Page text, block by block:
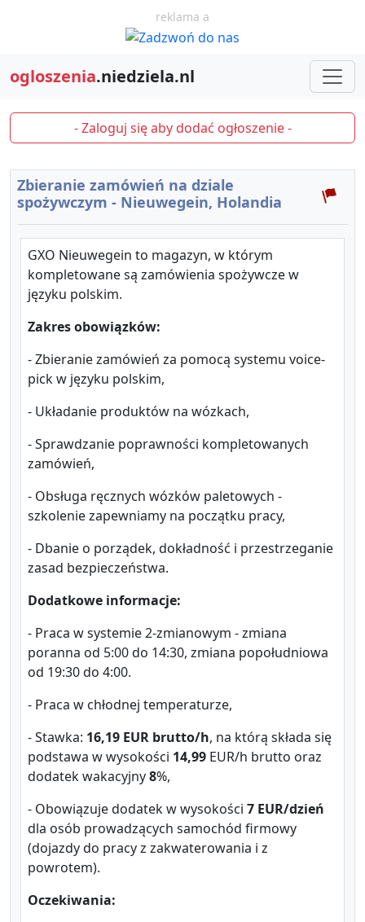
reklama a
ogloszenia.niedziela.nl
- Zaloguj się aby dodać ogłoszenie -
Zbieranie zamówień na dziale
spożywczym - Nieuwegein, Holandia
GXO Nieuwegein to magazyn, w którym
kompletowane są zamówienia spożywcze w
języku polskim.
Zakres obowiązków:
- Zbieranie zamówień za pomocą systemu voice-
pick w języku polskim,
- Układanie produktów na wózkach,
- Sprawdzanie poprawności kompletowanych
zamówień,
- Obsługa ręcznych wózków paletowych -
szkolenie zapewniamy na początku pracy,
- Dbanie o porządek, dokładność i przestrzeganie
zasad bezpieczeństwa.
Dodatkowe informacje:
- Praca w systemie 2-zmianowym - zmiana
poranna od 5:00 do 14:30, zmiana popołudniowa
od 19:30 do 4:00.
- Praca w chłodnej temperaturze,
- Stawka: 16,19 EUR brutto/h, na którą składa się
podstawa w wysokości 14,99 EUR/h brutto oraz
dodatek wakacyjny8%,
- Obowiązuje dodatek w wysokości 7 EUR/dzień
dla osób prowadzących samochód firmowy
(dojazdy do pracy z zakwaterowania i z
powrotem).
Oczekiwania: